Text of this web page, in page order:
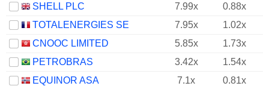
SHELL PLC
7.99x
0.88x
TOTALENERGIES SE
7.95x
1.02x
CNOOC LIMITED
5.85x
1.73x
PETROBRAS
3.42x
1.54x
EQUINOR ASA
7.1x
0.81x